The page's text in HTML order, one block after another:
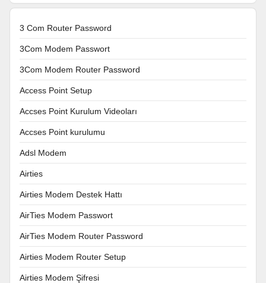
3 Com Router Password
3Com Modem Passwort
3Com Modem Router Password
Access Point Setup
Accses Point Kurulum Videoları
Accses Point kurulumu
Adsl Modem
Airties
Airties Modem Destek Hattı
AirTies Modem Passwort
AirTies Modem Router Password
Airties Modem Router Setup
Airties Modem Şifresi